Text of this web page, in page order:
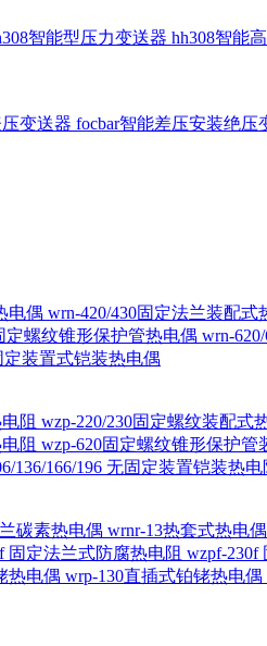
智能型压力变送器 hh308智能
变送器 focbar智能差压安装绝压
电偶 wrn-420/430固定法兰装配式
定螺纹锥形保护管热电偶 wrn-
定装置式铠装热电偶
阻 wzp-220/230固定螺纹装配式
阻 wzp-620固定螺纹锥形保护管
136/166/196 无固定装置铠装热电
碳素热电偶 wrnr-13热套式热电偶
固定法兰式防腐热电阻 wzpf-230f
热电偶 wrp-130直插式铂铑热电偶